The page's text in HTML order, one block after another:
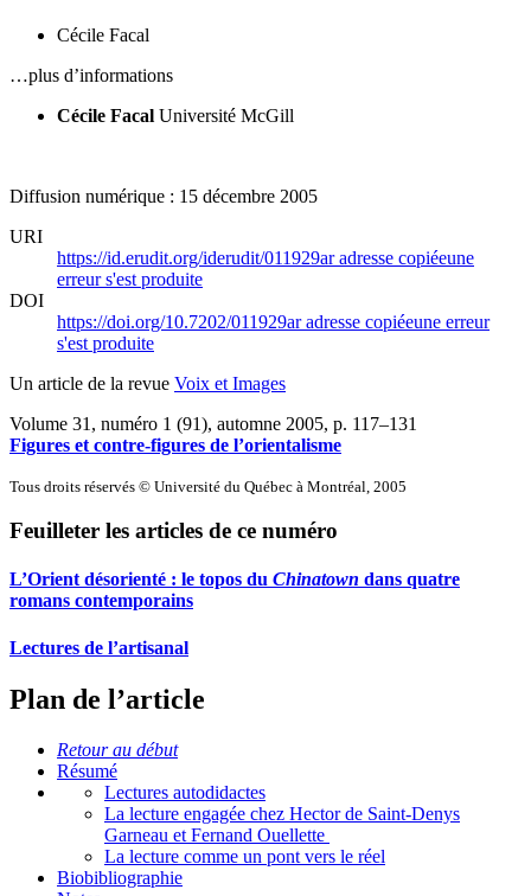
Cécile Facal
…plus d’informations
Cécile Facal Université McGill
Diffusion numérique : 15 décembre 2005
URI
https://id.erudit.org/iderudit/011929aradresse copiéeune
erreur s'est produite
DOI
https://doi.org/10.7202/011929aradresse copiéeune erreur
s'est produite
Un article de la revue Voix et Images
Volume 31, numéro 1 (91), automne 2005, p. 117–131
Figures et contre-figures de l’orientalisme
Tous droits réservés © Université du Québec à Montréal, 2005
Feuilleter les articles de ce numéro
L’Orient désorienté : le topos du Chinatown dans quatre
romans contemporains
Lectures de l’artisanal
Plan de l’article
Retour au début
Résumé
Lectures autodidactes
La lecture engagée chez Hector de Saint-Denys
Garneau et Fernand Ouellette
La lecture comme un pont vers le réel
Biobibliographie